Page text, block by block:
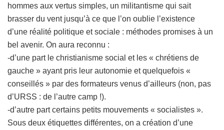
hommes aux vertus simples, un militantisme qui sait
brasser du vent jusqu’à ce que l’on oublie l’existence
d’une réalité politique et sociale : méthodes promises à un
bel avenir. On aura reconnu :
-d’une part le christianisme social et les « chrétiens de
gauche » ayant pris leur autonomie et quelquefois «
conseillés » par des formateurs venus d’ailleurs (non, pas
d’URSS : de l’autre camp !).
-d’autre part certains petits mouvements « socialistes ».
Sous deux étiquettes différentes, on a création d’une